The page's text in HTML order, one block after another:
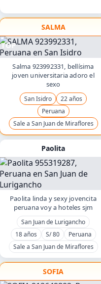
SALMA
TOP
Salma 923992331, bellísima
joven universitaria adoro el
sexo
San Isidro
22 años
Peruana
Sale a San Juan de Miraflores
Paolita
Paolita linda y sexy jovencita
peruana voy a hoteles sjm
San Juan de Lurigancho
18 años
S/ 80
Peruana
Sale a San Juan de Miraflores
SOFIA